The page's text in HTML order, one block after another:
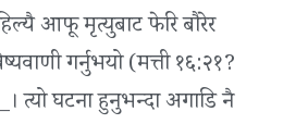
आफू मृत्युबाट फेरि बौरेर
गर्नुभयो (मत्ती १६:२१?
त्यो घटना हुनुभन्दा अगाडि नै